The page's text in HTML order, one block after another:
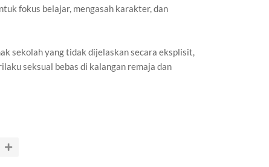
fokus belajar, mengasah karakter, dan
sekolah yang tidak dijelaskan secara eksplisit,
seksual bebas di kalangan remaja dan